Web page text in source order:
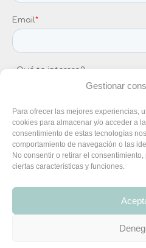
Gestionar
Para ofrecer las mejores experiencias,
cookies para almacenar y/o acceder a
consentimiento de estas tecnologías
comportamiento de navegación o las
No consentir o retirar el
ciertas características y funciones.